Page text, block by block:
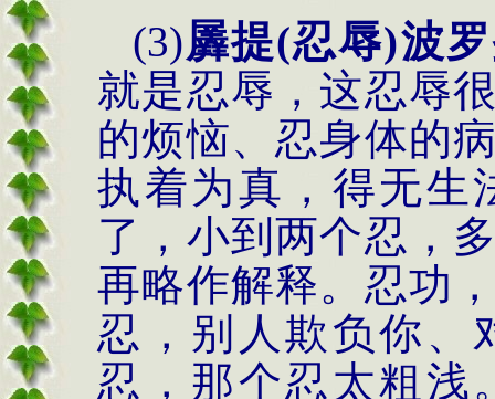
(3)羼提(忍辱)波
就是忍辱，这忍辱
的烦恼、忍身体的
执着为真，得无生
了，小到两个忍，
再略作解释。忍功
忍，别人欺负你、
忍，那个忍太粗浅